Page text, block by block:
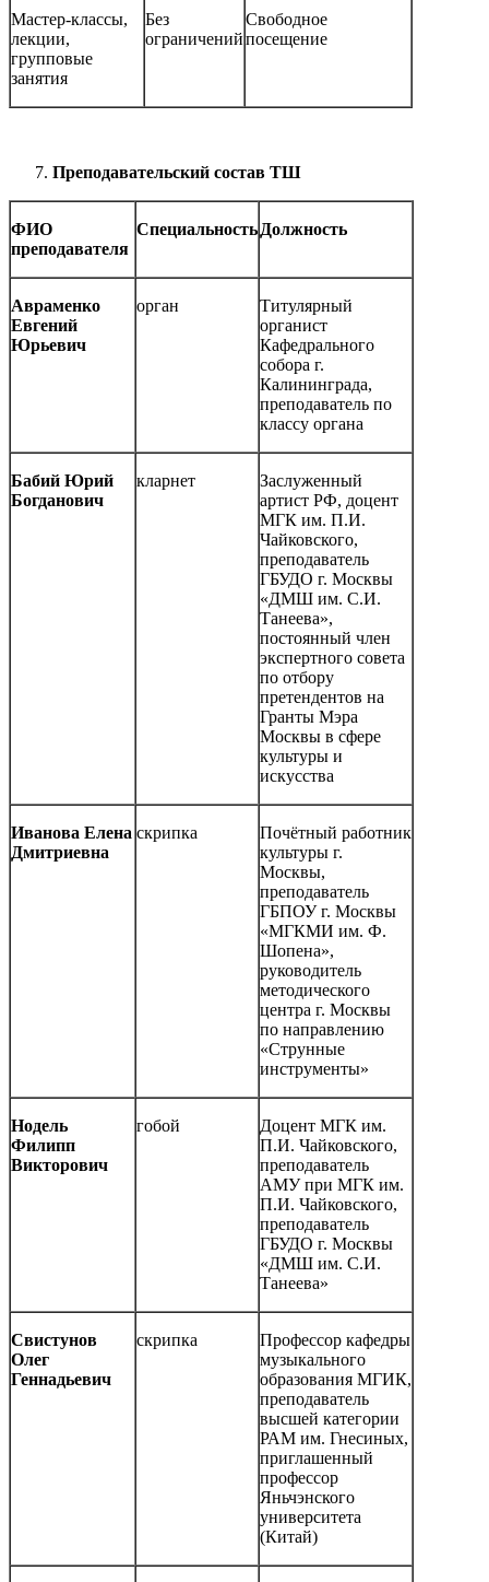
Мастер-классы,
лекции,
групповые
занятия
Без
ограничений
Свободное
посещение
Преподавательский состав ТШ
ФИО
преподавателя
Специальность Должность
Авраменко
Евгений
Юрьевич
орган
Титулярный
органист
Кафедрального
собора г.
Калининграда,
преподаватель по
классу органа
Бабий Юрий
Богданович
кларнет
Заслуженный
артист РФ, доцент
МГК им. П.И.
Чайковского,
преподаватель
ГБУДО г. Москвы
«ДМШ им. С.И.
Танеева»,
постоянный член
экспертного совета
по отбору
претендентов на
Гранты Мэра
Москвы в сфере
культуры и
искусства
Иванова Елена
Дмитриевна
скрипка
Почётный работник
культуры г.
Москвы,
преподаватель
ГБПОУ г. Москвы
«МГКМИ им. Ф.
Шопена»,
руководитель
методического
центра г. Москвы
по направлению
«Струнные
инструменты»
Нодель
Филипп
Викторович
гобой
Доцент МГК им.
П.И. Чайковского,
преподаватель
АМУ при МГК им.
П.И. Чайковского,
преподаватель
ГБУДО г. Москвы
«ДМШ им. С.И.
Танеева»
Свистунов
Олег
Геннадьевич
скрипка
Профессор кафедры
музыкального
образования МГИК,
преподаватель
высшей категории
РАМ им. Гнесиных,
приглашенный
профессор
Яньчэнского
университета
(Китай)